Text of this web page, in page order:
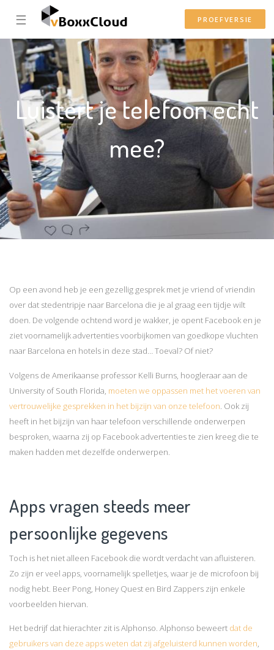
☰ PROEFVERSIE
Luistert je telefoon echt
mee?
Op een avond heb je een gezellig gesprek met je vriend of vriendin
over dat stedentripje naar Barcelona die je al graag een tijdje wilt
doen. De volgende ochtend word je wakker, je opent Facebook en je
ziet voornamelijk advertenties voorbijkomen van goedkope vluchten
naar Barcelona en hotels in deze stad… Toeval? Of niet?
Volgens de Amerikaanse professor Kelli Burns, hoogleraar aan de
University of South Florida, moeten we oppassen met het voeren van
vertrouwelijke gesprekken in het bijzijn van onze telefoon . Ook zij
heeft in het bijzijn van haar telefoon verschillende onderwerpen
besproken, waarna zij op Facebook advertenties te zien kreeg die te
maken hadden met dezelfde onderwerpen.
Apps vragen steeds meer
persoonlijke gegevens
Toch is het niet alleen Facebook die wordt verdacht van afluisteren.
Zo zijn er veel apps, voornamelijk spelletjes, waar je de microfoon bij
nodig hebt. Beer Pong, Honey Quest en Bird Zappers zijn enkele
voorbeelden hiervan.
Het bedrijf dat hierachter zit is Alphonso. Alphonso beweert dat de
gebruikers van deze apps weten dat zij afgeluisterd kunnen worden,